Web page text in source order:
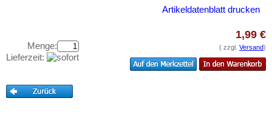
Jordanien
Kasachstan
Kataloge
Aufbewahrung
Artikeldatenblatt drucken
Menge:
Lieferzeit:
1,99 €
( zzgl. Versand)